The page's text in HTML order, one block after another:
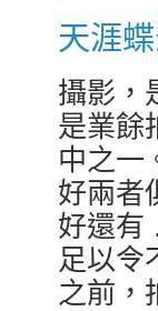
天涯
攝影，
是業餘
中之一
好兩者
好還有
足以令
之前，